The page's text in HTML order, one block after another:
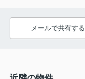
メールで共有する